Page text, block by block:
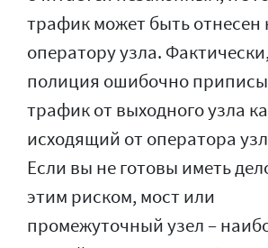
трафик может быть отнесен
оператору узла.
полиция ошибочно
трафик от выходного узла
исходящий от оператора
Если вы не готовы иметь
этим риском, мост или
промежуточный узел –